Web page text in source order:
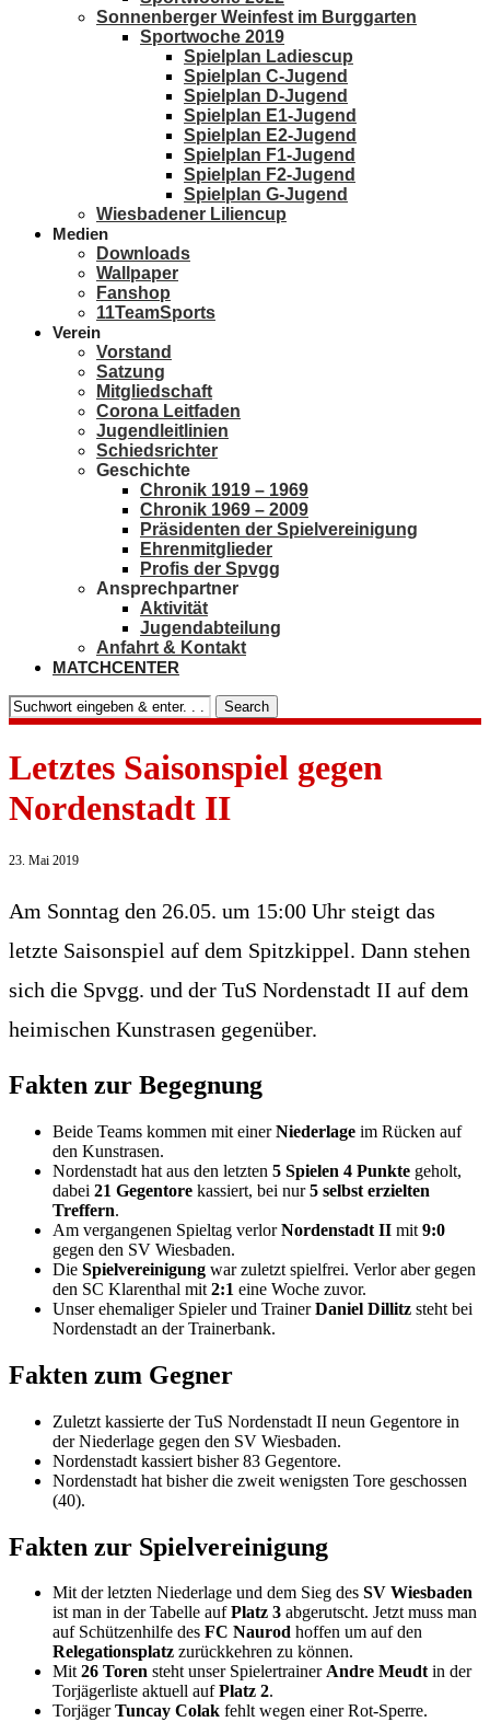
Sonnenberger Weinfest im Burggarten
Sportwoche 2019
Spielplan Ladiescup
Spielplan C-Jugend
Spielplan D-Jugend
Spielplan E1-Jugend
Spielplan E2-Jugend
Spielplan F1-Jugend
Spielplan F2-Jugend
Spielplan G-Jugend
Wiesbadener Liliencup
Medien
Downloads
Wallpaper
Fanshop
11TeamSports
Verein
Vorstand
Satzung
Mitgliedschaft
Corona Leitfaden
Jugendleitlinien
Schiedsrichter
Geschichte
Chronik 1919 – 1969
Chronik 1969 – 2009
Präsidenten der Spielvereinigung
Ehrenmitglieder
Profis der Spvgg
Ansprechpartner
Aktivität
Jugendabteilung
Anfahrt & Kontakt
MATCHCENTER
Search
Letztes Saisonspiel gegen
Nordenstadt II
23. Mai 2019
Am Sonntag den 26.05. um 15:00 Uhr steigt das
letzte Saisonspiel auf dem Spitzkippel. Dann stehen
sich die Spvgg. und der TuS Nordenstadt II auf dem
heimischen Kunstrasen gegenüber.
Fakten zur Begegnung
Beide Teams kommen mit einerNiederlage im Rücken auf
den Kunstrasen.
Nordenstadt hat aus den letzten 5 Spielen 4 Punkte geholt,
dabei 21 Gegentore kassiert, bei nur5 selbst erzielten
Treffern.
Am vergangenen Spieltag verlorNordenstadt II mit 9:0
gegen den SV Wiesbaden.
Die Spielvereinigung war zuletzt spielfrei. Verlor aber gegen
den SC Klarenthal mit 2:1 eine Woche zuvor.
Unser ehemaliger Spieler und TrainerDaniel Dillitz steht bei
Nordenstadt an der Trainerbank.
Fakten zum Gegner
Zuletzt kassierte der TuS Nordenstadt II neun Gegentore in
der Niederlage gegen den SV Wiesbaden.
Nordenstadt kassiert bisher 83 Gegentore.
Nordenstadt hat bisher die zweit wenigsten Tore geschossen
(40).
Fakten zur Spielvereinigung
Mit der letzten Niederlage und dem Sieg des SV Wiesbaden
ist man in der Tabelle aufPlatz 3 abgerutscht. Jetzt muss man
auf Schützenhilfe des FC Naurod hoffen um auf den
Relegationsplatz zurückkehren zu können.
Mit26 Toren steht unser SpielertrainerAndre Meudtin der
Torjägerliste aktuell aufPlatz 2.
TorjägerTuncay Colak fehlt wegen einer Rot-Sperre.